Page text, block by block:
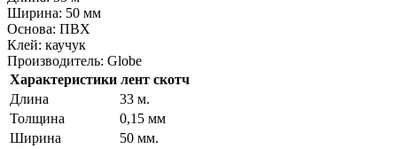
Ширина: 50 мм
Основа: ПВХ
Клей: каучук
Производитель: Globe
Характеристики лент скотч
Длина
33 м.
Толщина
0,15 мм
Ширина
50 мм.